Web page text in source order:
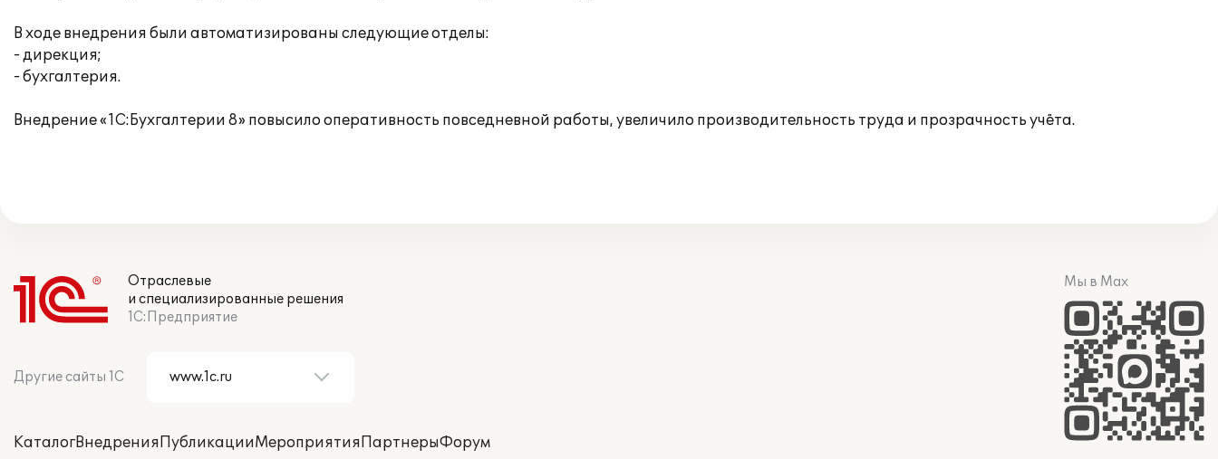
В ходе внедрения были автоматизированы следующие отделы:
- дирекция;
- бухгалтерия.
Внедрение «1С:Бухгалтерии 8» повысило оперативность повседневной работы, увеличило производительность труда и прозрачность учёта.
Отраслевые
и специализированные решения
1С:Предприятие
Другие сайты 1С
КаталогВнедренияПубликацииМероприятияПартнерыФорум
Мы в Max